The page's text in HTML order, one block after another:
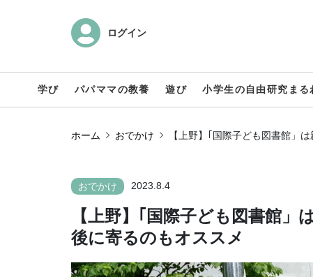
ログイン
学び パパママの教養 遊び 小学生の自由研究まる
ホーム おでかけ 【上野】｢国際子ども図書館」
おでかけ 2023.8.4
【上野】｢国際子ども図書館
後に寄るのもオススメ